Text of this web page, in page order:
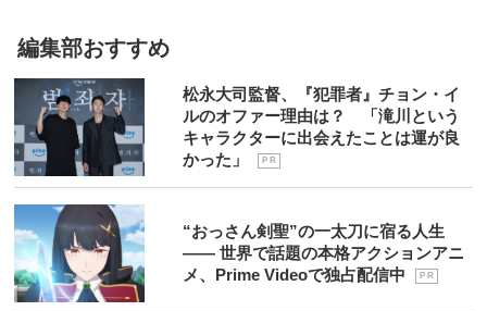
編集部おすすめ
松永大司監督、『犯罪者』チョン・イ
ルのオファー理由は？ 「滝川という
キャラクターに出会えたことは運が良
かった」
P R
“おっさん剣聖”の一太刀に宿る人生
―― 世界で話題の本格アクションアニ
メ、Prime Videoで独占配信中
P R